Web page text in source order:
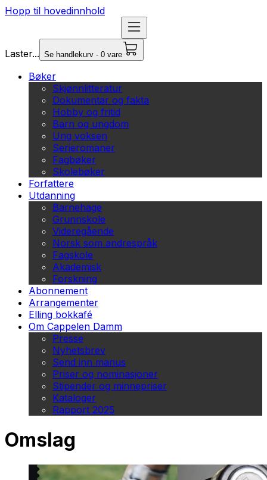
Hopp til hovedinnhold
Laster... Se handlekurv - 0 vare
Bøker
Skjønnlitteratur
Dokumentar og fakta
Hobby og fritid
Barn og ungdom
Ung voksen
Serieromaner
Fagbøker
Skolebøker
Forfattere
Utdanning
Barnehage
Grunnskole
Videregående
Norsk som andrespråk
Fagskole
Akademisk
Forskning
Abonnement
Arrangementer
Elling bokkafé
Om Cappelen Damm
Presse
Nyhetsbrev
Send inn manus
Priser og nominasjoner
Stipender og minnepriser
Kataloger
Rapport 2025
Omslag